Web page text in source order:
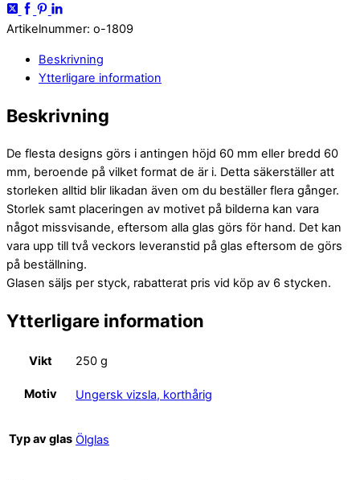
Artikelnummer: o-1809
Beskrivning
Ytterligare information
Beskrivning
De flesta designs görs i antingen höjd 60 mm eller bredd 60
mm, beroende på vilket format de är i. Detta säkerställer att
storleken alltid blir likadan även om du beställer flera gånger.
Storlek samt placeringen av motivet på bilderna kan vara
något missvisande, eftersom alla glas görs för hand. Det kan
vara upp till två veckors leveranstid på glas eftersom de görs
på beställning.
Glasen säljs per styck, rabatterat pris vid köp av 6 stycken.
Ytterligare information
Vikt 250 g
Motiv Ungersk vizsla, korthårig
Typ av glas Ölglas